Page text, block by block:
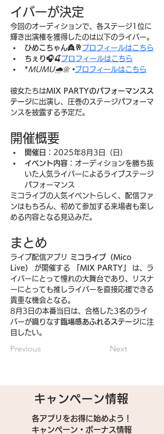
イバーが決定
今回のオーディションで、各ステージ1位に
輝き出演権を獲得したのは以下のライバー。
ひめこちゃん👸🥂 プロフィールはこちら
ちぇり🎧🍒 プロフィールはこちら
*MUMU🌧️🌼 •プロフィールはこちら
彼女たちはMIX PARTYのパフォーマンスス
テージに出演し、圧巻のステージパフォーマ
ンスを披露する予定だ。
開催概要
開催日
：2025年8月3日（日）
イベント内容 ：オーディションを勝ち抜
いた人気ライバーによるライブステージ
パフォーマンス
ミコライブの人気イベントらしく、配信ファ
ンはもちろん、初めて参加する来場者も楽し
める内容となる見込みだ。
まとめ
ライブ配信アプリ ミコライブ（Mico
Live）
が開催する 「MIX PARTY」
は、ラ
イバーにとって憧れの大舞台であり、リスナ
ーにとっても推しライバーを直接応援できる
貴重な機会となる。
8月3日の本番当日は、合格した3名のライ
バーが織りなす臨場感あふれるステージに注
目したい。
Previous Next
キャンペーン情報
各アプリをお得に始めよう！
キャンペーン・ボーナス情報